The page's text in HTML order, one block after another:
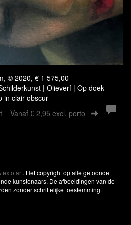
© 2020, € 1 575,00
| Olieverf | Op doek
in clair obscur
Vanaf € 2,95 excl. porto
. Het copyright op alle getoonde
kunstenaars. De afbeeldingen van de
zonder schriftelijke toestemming.